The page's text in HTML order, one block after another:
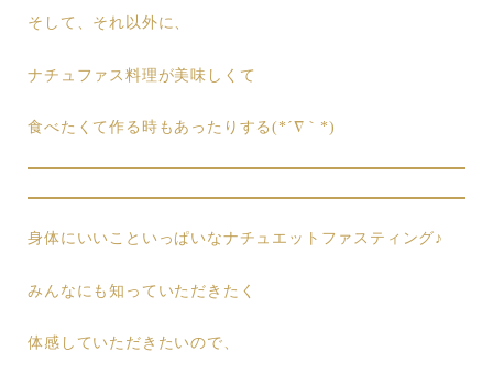
そして、それ以外に、
ナチュファス料理が美味しくて
食べたくて作る時もあったりする(*´∇｀*)
身体にいいこといっぱいなナチュエットファスティング♪
みんなにも知っていただきたく
体感していただきたいので、